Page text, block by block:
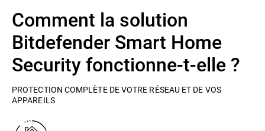
Comment la solution
Bitdefender Smart Home
Security fonctionne-t-elle ?
PROTECTION COMPLÈTE DE VOTRE RÉSEAU ET DE VOS
APPAREILS